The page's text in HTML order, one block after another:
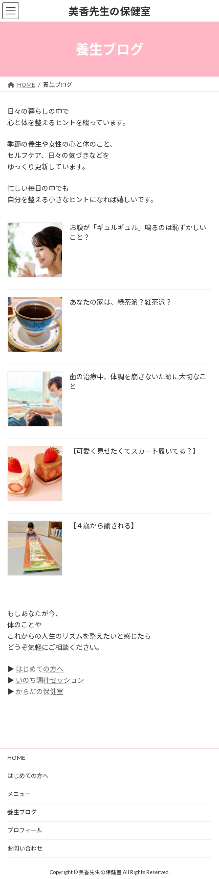
コ
ン
テ
ナ
ビ
ゲ
美香先生の保健室
養生ブログ
HOME 養生ブログ
日々の暮らしの中で
心と体を整えるヒントを綴っています。
季節の養生や女性の心と体のこと、
セルフケア、日々の気づきなどを
ゆっくり更新しています。
忙しい毎日の中でも
自分を整える小さなヒントになれば嬉しいです。
お腹が「ギュルギュル」鳴るのは恥ずかしい
こと？
あなたの家は、緑茶派？紅茶派？
歯の治療中、体調を崩さないために大切なこ
と
【可愛く見せたくてスカート履いてる？】
【４歳から諭される】
もしあなたが今、
体のことや
これからの人生のリズムを整えたいと感じたら
どうぞ気軽にご相談ください。
▶ はじめての方へ
▶ いのち調律セッション
▶ からだの保健室
HOME
はじめての方へ
メニュー
養生ブログ
プロフィール
お問い合わせ
Copyright © 美香先生の保健室 All Rights Reserved.